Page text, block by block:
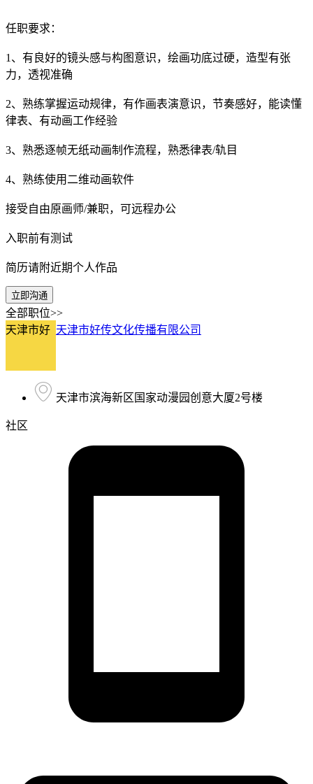
任职要求：
1、有良好的镜头感与构图意识，绘画功底过硬，造型有张
力，透视准确
2、熟练掌握运动规律，有作画表演意识，节奏感好，能读懂
律表、有动画工作经验
3、熟悉逐帧无纸动画制作流程，熟悉律表/轨目
4、熟练使用二维动画软件
接受自由原画师/兼职，可远程办公
入职前有测试
简历请附近期个人作品
立即沟通
全部职位>>
天津市好 天津市好传文化传播有限公司
天津市滨海新区国家动漫园创意大厦2号楼
社区